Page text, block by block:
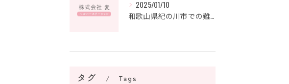
2025/01/10
和歌山県紀の川市での難病支援：地域の絆が紡ぐ未来
タグ Tags